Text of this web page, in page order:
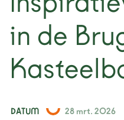
in de
DATUM
28 mrt. 2026